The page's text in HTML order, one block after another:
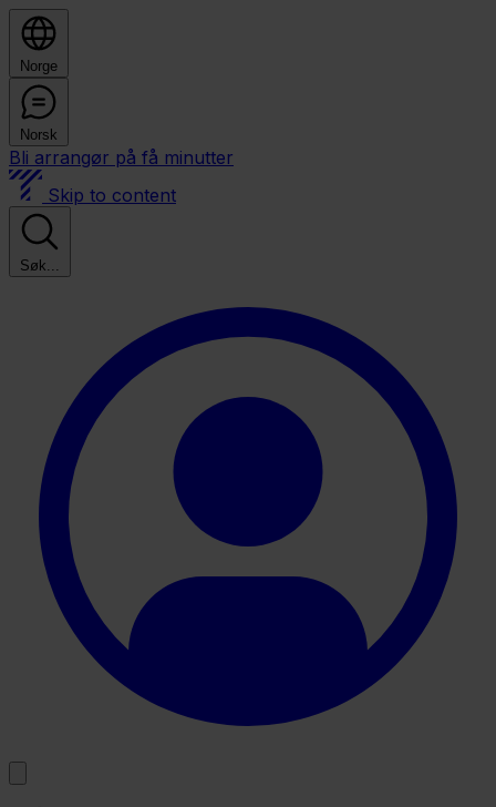
Norge
Norsk
Bli arrangør på få minutter
Skip to content
Søk...